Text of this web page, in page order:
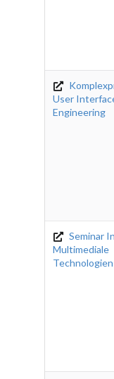
User
Engineering
Seminar
Multimediale
Technologien